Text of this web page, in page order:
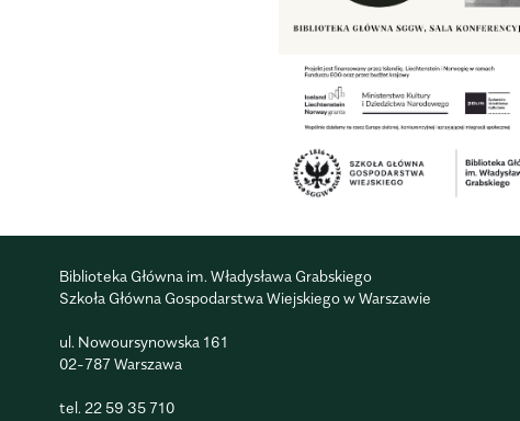
Biblioteka Główna im. Władysława Grabskiego
Szkoła Główna Gospodarstwa Wiejskiego w Warszawie
ul. Nowoursynowska 161
02-787 Warszawa
tel. 22 59 35 710